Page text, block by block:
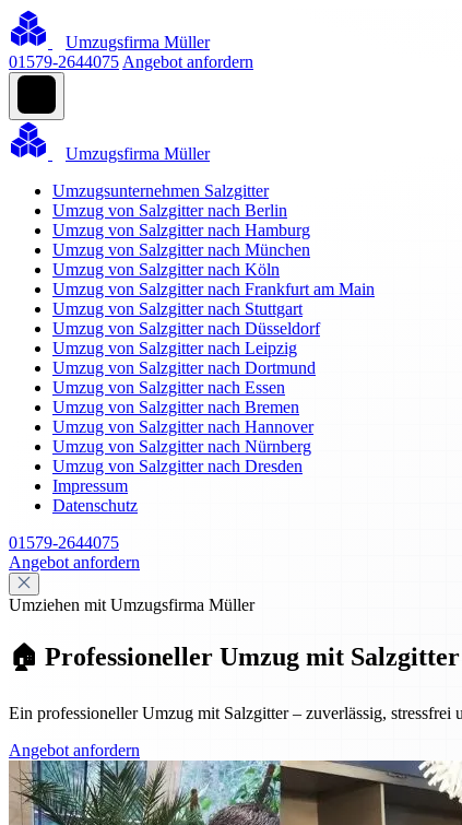
Umzugsfirma Müller
01579-2644075 Angebot anfordern
Umzugsfirma Müller
Umzugsunternehmen Salzgitter
Umzug von Salzgitter nach Berlin
Umzug von Salzgitter nach Hamburg
Umzug von Salzgitter nach München
Umzug von Salzgitter nach Köln
Umzug von Salzgitter nach Frankfurt am Main
Umzug von Salzgitter nach Stuttgart
Umzug von Salzgitter nach Düsseldorf
Umzug von Salzgitter nach Leipzig
Umzug von Salzgitter nach Dortmund
Umzug von Salzgitter nach Essen
Umzug von Salzgitter nach Bremen
Umzug von Salzgitter nach Hannover
Umzug von Salzgitter nach Nürnberg
Umzug von Salzgitter nach Dresden
Impressum
Datenschutz
01579-2644075
Angebot anfordern
Umziehen mit Umzugsfirma Müller
🏠 Professioneller Umzug mit
Ein professioneller Umzug mit Salzgitter – zuverlässig,
Angebot anfordern